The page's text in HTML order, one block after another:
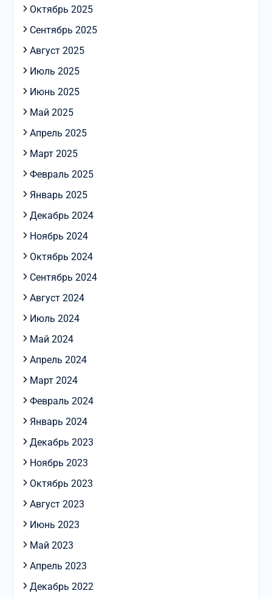
Октябрь 2025
Сентябрь 2025
Август 2025
Июль 2025
Июнь 2025
Май 2025
Апрель 2025
Март 2025
Февраль 2025
Январь 2025
Декабрь 2024
Ноябрь 2024
Октябрь 2024
Сентябрь 2024
Август 2024
Июль 2024
Май 2024
Апрель 2024
Март 2024
Февраль 2024
Январь 2024
Декабрь 2023
Ноябрь 2023
Октябрь 2023
Август 2023
Июнь 2023
Май 2023
Апрель 2023
Декабрь 2022